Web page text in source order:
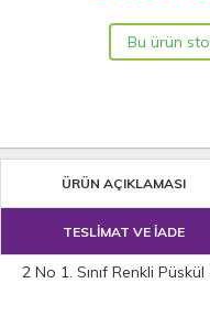
Bu ürün
ÜRÜN AÇIKLAMASI
TESLİMAT VE İADE
2 No 1. Sınıf Renkli